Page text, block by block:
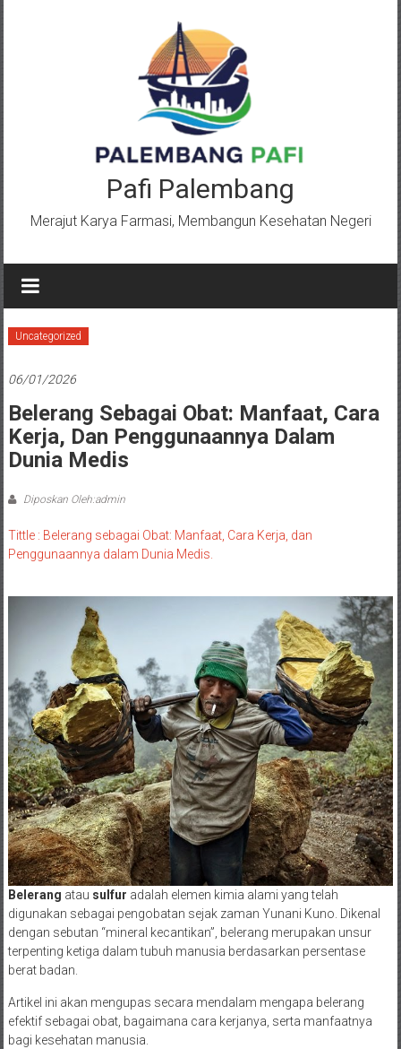
Pafi Palembang
Merajut Karya Farmasi, Membangun Kesehatan Negeri
Uncategorized
06/01/2026
Belerang Sebagai Obat: Manfaat, Cara
Kerja, Dan Penggunaannya Dalam
Dunia Medis
Diposkan Oleh:admin
Tittle : Belerang sebagai Obat: Manfaat, Cara Kerja, dan
Penggunaannya dalam Dunia Medis.
Belerang atau sulfur adalah elemen kimia alami yang telah
digunakan sebagai pengobatan sejak zaman Yunani Kuno. Dikenal
dengan sebutan “mineral kecantikan”, belerang merupakan unsur
terpenting ketiga dalam tubuh manusia berdasarkan persentase
berat badan.
Artikel ini akan mengupas secara mendalam mengapa belerang
efektif sebagai obat, bagaimana cara kerjanya, serta manfaatnya
bagi kesehatan manusia.